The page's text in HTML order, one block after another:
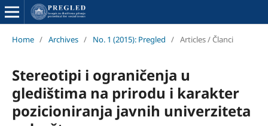
Home / Archives / No. 1 (2015): Pregled / Articles / Članci
Stereotipi i ograničenja u
gledištima na prirodu i karakter
pozicioniranja javnih univerziteta